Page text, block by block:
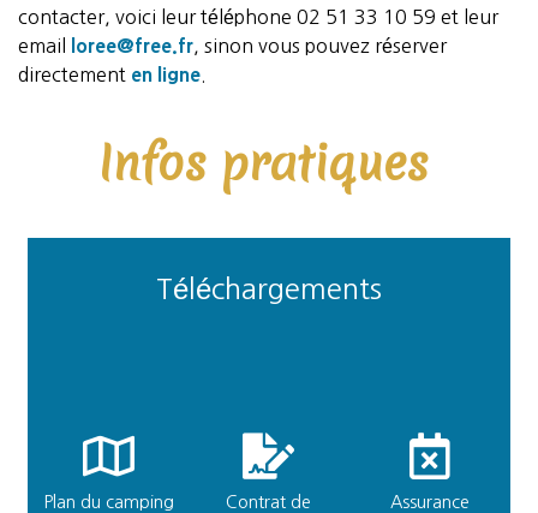
contacter, voici leur téléphone 02 51 33 10 59 et leur
email
loree@free.fr, sinon vous pouvez réserver
directement en ligne
Infos pratiques
Téléchargements
Plan du camping
Contrat de
Assurance